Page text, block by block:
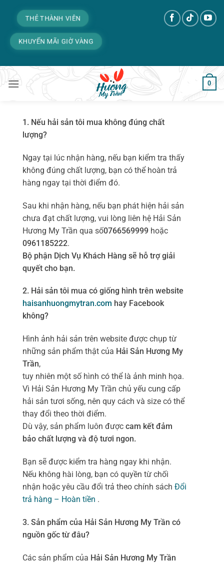
dung
THẺ THÀNH VIÊN
KHUYẾN MÃI GIỜ VÀNG
0
1. Nếu hải sản tôi mua không đúng chất
lượng?
Ngay tại lúc nhận hàng, nếu bạn kiểm tra thấy
không đúng chất lượng, bạn có thể hoàn trả
hàng ngay tại thời điểm đó.
Sau khi nhận hàng, nếu bạn phát hiện hải sản
chưa đạt chất lượng, vui lòng liên hệ Hải Sản
Hương My Trần qua số0766569999 hoặc
0961185222.
Bộ phận Dịch Vụ Khách Hàng sẽ hỗ trợ giải
quyết cho bạn.
2. Hải sản tôi mua có giống hình trên website
haisanhuongmytran.com hay Facebook
không?
Hình ảnh hải sản trên website được chụp từ
những sản phẩm thật của Hải Sản Hương My
Trần,
tuy nhiên một số hình có thể là ảnh minh họa.
Vì Hải Sản Hương My Trần chủ yếu cung cấp
hải sản tươi sống, nên quy cách và size có thể
thay đổi theo thời điểm.
Dù vậy, sản phẩm luôn được cam kết đảm
bảo chất lượng và độ tươi ngon.
Bạn sẽ được kiểm tra hàng ngay khi nhận.
Nếu không hài lòng, bạn có quyền từ chối
nhận hoặc yêu cầu đổi trả theo chính sách Đổi
trả hàng – Hoàn tiền .
3. Sản phẩm của Hải Sản Hương My Trần có
nguồn gốc từ đâu?
Các sản phẩm của Hải Sản Hương My Trần